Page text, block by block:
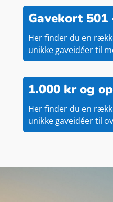
Gavekort 501
Her finder du en
unikke gaveidéer til
1.000 kr og op
Her finder du en
unikke gaveidéer til